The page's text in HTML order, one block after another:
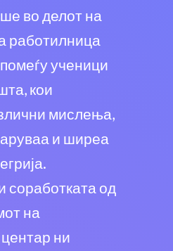
во делот на
работилница
ученици
кои
мислења,
и ширеа
соработката од
на
ни